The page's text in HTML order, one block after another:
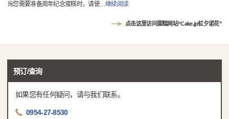
当您需要准备周年纪念蛋糕时，请使…继续阅读
︎点击这里访问蛋糕网站“Cake.jp虹夕诺花”
预订/查询
如果您有任何疑问，请与我们联系。
0954-27-8530